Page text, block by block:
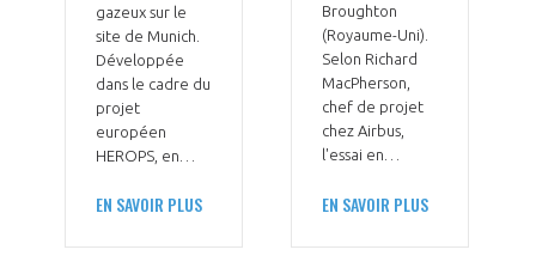
gazeux sur le
site de Munich.
Développée
dans le cadre du
projet
européen
HEROPS, en…
EN SAVOIR PLUS
Broughton
(Royaume-Uni).
Selon Richard
MacPherson,
chef de projet
chez Airbus,
l'essai en…
EN SAVOIR PLUS